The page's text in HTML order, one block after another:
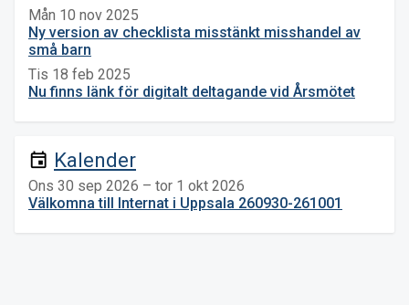
Mån 10 nov 2025
Ny version av checklista misstänkt misshandel av
små barn
Tis 18 feb 2025
Nu finns länk för digitalt deltagande vid Årsmötet
event Kalender
Ons 30 sep 2026 – tor 1 okt 2026
Välkomna till Internat i Uppsala 260930-261001